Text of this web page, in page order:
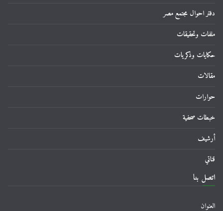
دفتر احوال مجتمع مصر
ملفات وتحقيقات
حكايات وذكريات
مقالات
حوارات
خبطات صحفية
أرشيف
قناتي
اتصل بنا
العنوان